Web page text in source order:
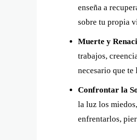
enseña a
sobre tu propia
Muerte y
trabajos,
necesario que
Confrontar la
la luz los
enfrentarlos,